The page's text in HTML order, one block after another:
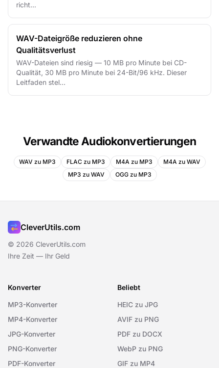
richt...
WAV-Dateigröße reduzieren ohne
Qualitätsverlust
WAV-Dateien sind riesig — 10 MB pro Minute bei CD-
Qualität, 30 MB pro Minute bei 24-Bit/96 kHz. Dieser
Leitfaden stel...
Verwandte Audiokonvertierungen
WAV zu MP3 FLAC zu MP3 M4A zu MP3
M4A zu WAV
MP3 zu WAV
OGG zu MP3
CleverUtils.com
© 2026 CleverUtils.com
Ihre Zeit — Ihr Geld
Konverter
MP3-Konverter
MP4-Konverter
JPG-Konverter
PNG-Konverter
PDF-Konverter
Beliebt
HEIC zu JPG
AVIF zu PNG
PDF zu DOCX
WebP zu PNG
GIF zu MP4